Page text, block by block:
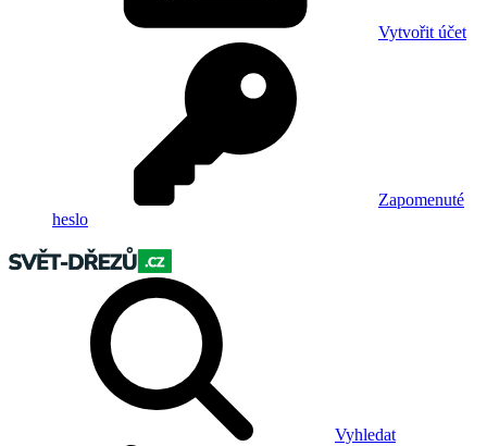
Vytvořit účet
Zapomenuté
heslo
Vyhledat